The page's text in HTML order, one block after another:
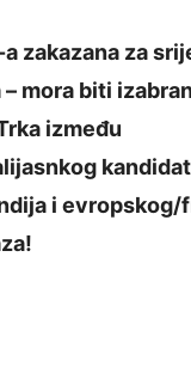
zakazana za
mora biti
između
i